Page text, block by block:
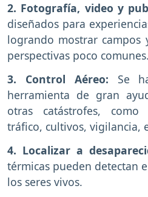
2. Fotografía, video y
diseñados para
logrando mostrar campos
perspectivas poco comunes.
3. Control Aéreo: Se
herramienta de gran
otras catástrofes,
tráfico, cultivos, vigilancia,
4. Localizar a
térmicas pueden detectan
los seres vivos.